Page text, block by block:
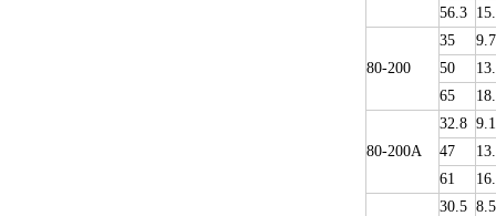
56.3
80-200
35
50
65
80-200A
32.8 9.1
47
61
30.5 8.5